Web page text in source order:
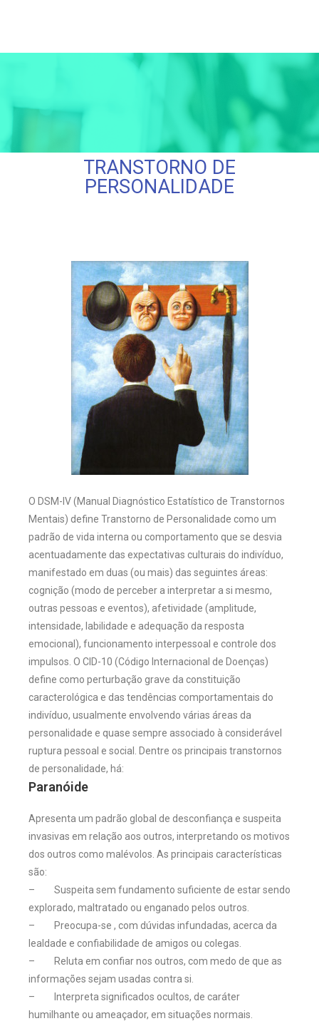
TRANSTORNO DE
PERSONALIDADE
O DSM-IV (Manual Diagnóstico Estatístico de Transtornos
Mentais) define Transtorno de Personalidade como um
padrão de vida interna ou comportamento que se desvia
acentuadamente das expectativas culturais do indivíduo,
manifestado em duas (ou mais) das seguintes áreas:
cognição (modo de perceber a interpretar a si mesmo,
outras pessoas e eventos), afetividade (amplitude,
intensidade, labilidade e adequação da resposta
emocional), funcionamento interpessoal e controle dos
impulsos. O CID-10 (Código Internacional de Doenças)
define como perturbação grave da constituição
caracterológica e das tendências comportamentais do
indivíduo, usualmente envolvendo várias áreas da
personalidade e quase sempre associado à considerável
ruptura pessoal e social. Dentre os principais transtornos
de personalidade, há:
Paranóide
Apresenta um padrão global de desconfiança e suspeita
invasivas em relação aos outros, interpretando os motivos
dos outros como malévolos. As principais características
são:
– Suspeita sem fundamento suficiente de estar sendo
explorado, maltratado ou enganado pelos outros.
– Preocupa-se , com dúvidas infundadas, acerca da
lealdade e confiabilidade de amigos ou colegas.
– Reluta em confiar nos outros, com medo de que as
informações sejam usadas contra si.
– Interpreta significados ocultos, de caráter
humilhante ou ameaçador, em situações normais.